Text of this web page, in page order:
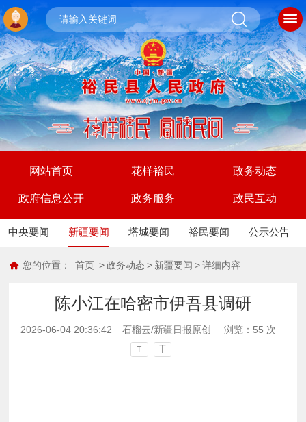
网站首页 花样裕民 政务动态
政府信息公开 政务服务 政民互动
中央要闻 新疆要闻 塔城要闻 裕民要闻 公示公告
您的位置： 首页 > 政务动态 > 新疆要闻 > 详细内容
陈小江在哈密市伊吾县调研
2026-06-04 20:36:42 石榴云/新疆日报原创 浏览： 55 次
T T